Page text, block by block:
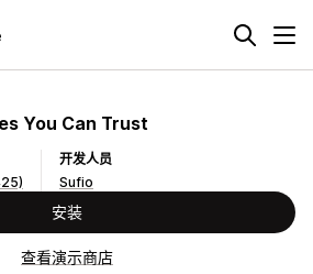
You Can Trust
开发人员
Sufio
安装
查看演示商店